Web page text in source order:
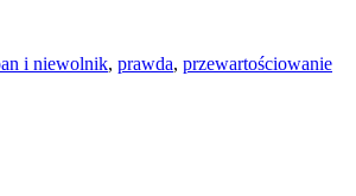
i niewolnik, prawda, przewartościowanie